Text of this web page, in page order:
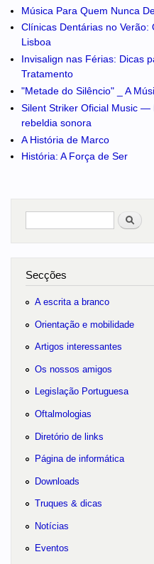
Música Para Quem Nunca
Clínicas Dentárias no Verão:
Lisboa
Invisalign nas Férias: Dicas
Tratamento
"Metade do Silêncio" _ A
Silent Striker Oficial Music —
rebeldia sonora
A História de Marco
História: A Força de Ser
Pesquisar
Secções
A escrita a branco
Orientação e mobilidade
Artigos interessantes
Os nossos amigos
Legislação Portuguesa
Oftalmologias
Diretório de links
Página de informática
Downloads
Truques & dicas
Notícias
Eventos